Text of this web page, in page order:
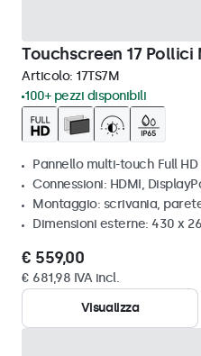
Touchscreen 17
Articolo: 17TS7M
100+ pezzi disponibili
Pannello multi-touch Full HD
Connessioni: HDMI,
Montaggio: scrivania,
Dimensioni esterne: 430 x
€ 559,00
€ 681,98 IVA incl.
Visualizza